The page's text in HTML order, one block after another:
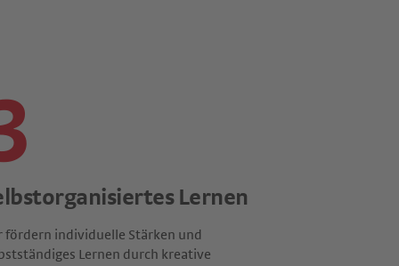
Lernen
fördern individuelle Stärken und
Lernen durch kreative